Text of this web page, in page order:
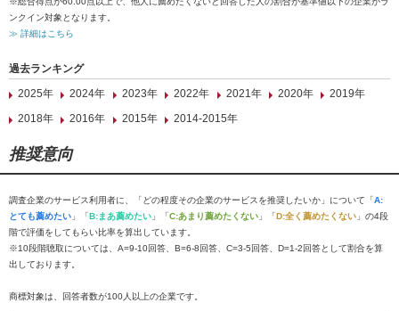
ンクイン対象となります。
≫ 詳細はこちら
過去ランキング
2025年
2024年 2023年 2022年 2021年 2020年
2019年
2018年
2016年 2015年 2014-2015年
推奨意向
調査企業のサービス利用者に、「どの程度その企業のサービスを推奨したいか」について「A:
とても薦めたい 」「B:まあ薦めたい 」「C:あまり薦めたくない 」「D:全く薦めたくない 」の4段
階で評価をしてもらい比率を算出しています。
※10段階聴取については、A=9-10回答、B=6-8回答、C=3-5回答、D=1-2回答として割合を算
出しております。
商標対象は、回答者数が100人以上の企業です。